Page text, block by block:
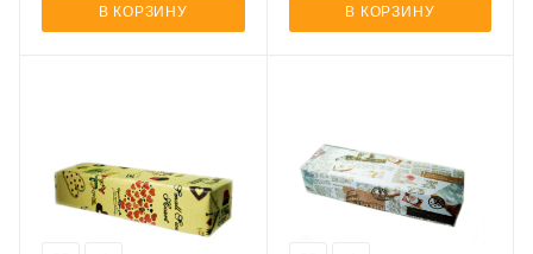
В КОРЗИНУ В КОРЗИНУ